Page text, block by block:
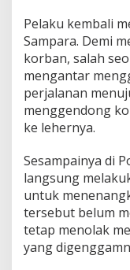
Pelaku kembali
Sampara. Demi
korban, salah
mengantar
perjalanan
menggendong
ke lehernya.
Sesampainya di
langsung
untuk
tersebut belum
tetap menolak
yang